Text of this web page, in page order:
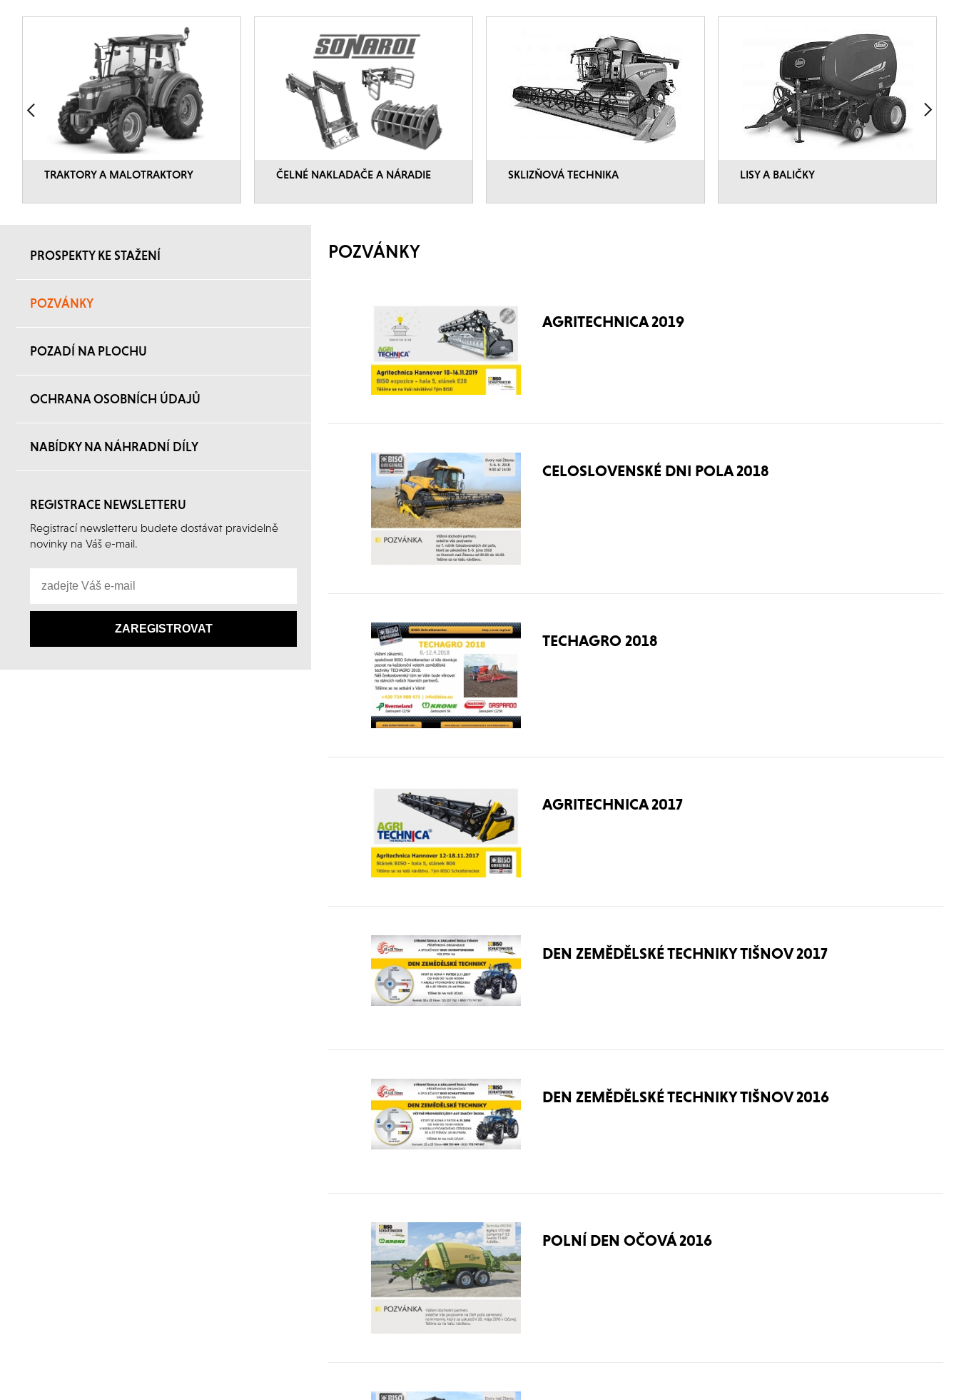
TRAKTORY A MALOTRAKTORY ČELNÉ NAKLADAČE A NÁRADIE SKLIZŇOVÁ TECHNIKA LISY A BALIČKY
PROSPEKTY KE STAŽENÍ
POZVÁNKY
POZADÍ NA PLOCHU
OCHRANA OSOBNÍCH ÚDAJŮ
NABÍDKY NA NÁHRADNÍ DÍLY
REGISTRACE NEWSLETTERU
Registrací newsletteru budete dostávat pravidelně
novinky na Váš e-mail.
POZVÁNKY
AGRITECHNICA 2019
CELOSLOVENSKÉ DNI POLA 2018
TECHAGRO 2018
AGRITECHNICA 2017
DEN ZEMĚDĚLSKÉ TECHNIKY TIŠNOV 2017
DEN ZEMĚDĚLSKÉ TECHNIKY TIŠNOV 2016
POLNÍ DEN OČOVÁ 2016